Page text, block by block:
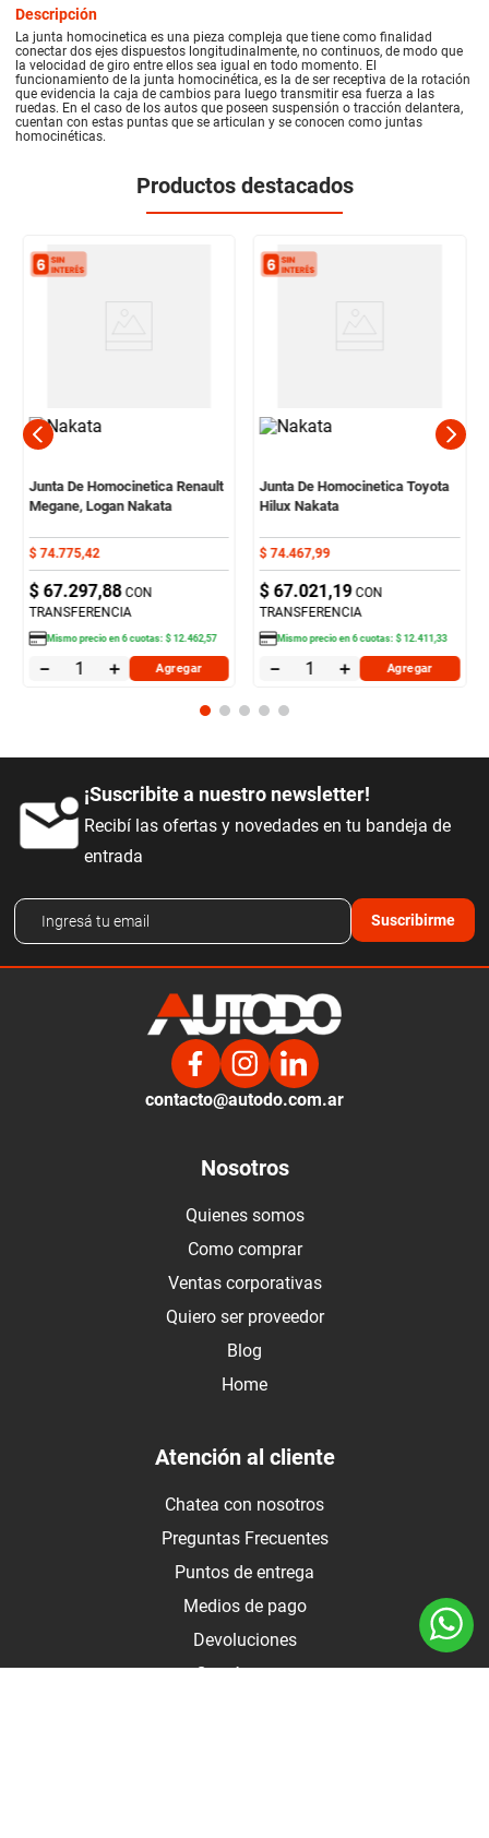
Descripción
La junta homocinetica es una pieza compleja que tiene como finalidad
conectar dos ejes dispuestos longitudinalmente, no continuos, de modo que
la velocidad de giro entre ellos sea igual en todo momento. El
funcionamiento de la junta homocinética, es la de ser receptiva de la rotación
que evidencia la caja de cambios para luego transmitir esa fuerza a las
ruedas. En el caso de los autos que poseen suspensión o tracción delantera,
cuentan con estas puntas que se articulan y se conocen como juntas
homocinéticas.
Productos destacados
Junta De Homocinetica Renault
Megane, Logan Nakata
$ 74.775,42
$ 67.297,88 CON
TRANSFERENCIA
Mismo precio en6cuotas:$ 12.462,57
＋
－ Agregar
Junta De Homocinetica Toyota
Hilux Nakata
$ 74.467,99
$ 67.021,19 CON
TRANSFERENCIA
Mismo precio en6cuotas:$ 12.411 ,33
＋
－ Agregar
¡Suscribite a nuestro newsletter!
Recibí las ofertas y novedades en tu bandeja de
entrada
Suscribirme
contacto@autodo.com.ar
Nosotros
Quienes somos
Como comprar
Ventas corporativas
Quiero ser proveedor
Blog
Home
Atención al cliente
Chatea con nosotros
Preguntas Frecuentes
Puntos de entrega
Medios de pago
Devoluciones
Contáctanos